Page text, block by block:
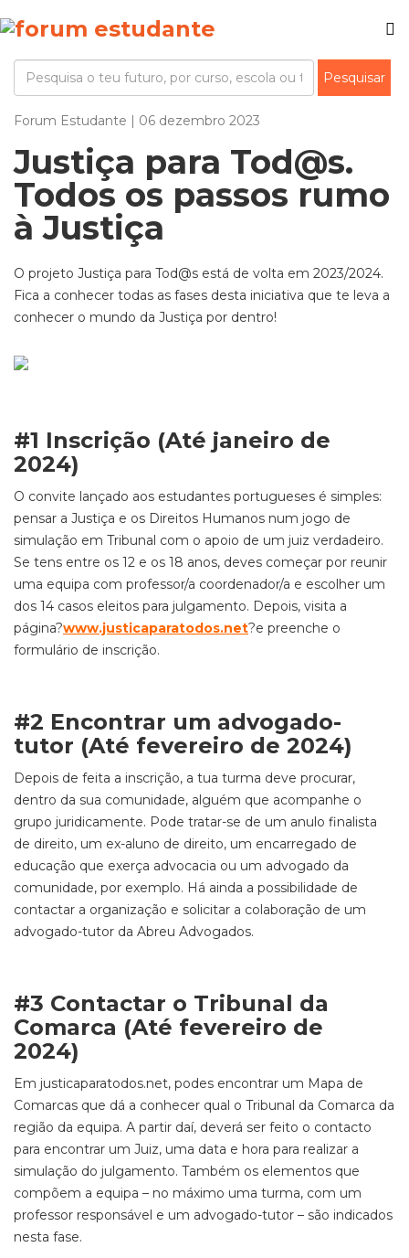
Forum Estudante | 06 dezembro 2023
Justiça para Tod@s.
Todos os passos rumo
à Justiça
O projeto Justiça para Tod@s está de volta em 2023/2024.
Fica a conhecer todas as fases desta iniciativa que te leva a
conhecer o mundo da Justiça por dentro!
#1 Inscrição (Até janeiro de
2024)
O convite lançado aos estudantes portugueses é simples:
pensar a Justiça e os Direitos Humanos num jogo de
simulação em Tribunal com o apoio de um juiz verdadeiro.
Se tens entre os 12 e os 18 anos, deves começar por reunir
uma equipa com professor/a coordenador/a e escolher um
dos 14 casos eleitos para julgamento. Depois, visita a
página?www.justicaparatodos.net?e preenche o
formulário de inscrição.
#2 Encontrar um advogado-
tutor (Até fevereiro de 2024)
Depois de feita a inscrição, a tua turma deve procurar,
dentro da sua comunidade, alguém que acompanhe o
grupo juridicamente. Pode tratar-se de um anulo finalista
de direito, um ex-aluno de direito, um encarregado de
educação que exerça advocacia ou um advogado da
comunidade, por exemplo. Há ainda a possibilidade de
contactar a organização e solicitar a colaboração de um
advogado-tutor da Abreu Advogados.
#3 Contactar o Tribunal da
Comarca (Até fevereiro de
2024)
Em justicaparatodos.net, podes encontrar um Mapa de
Comarcas que dá a conhecer qual o Tribunal da Comarca da
região da equipa. A partir daí, deverá ser feito o contacto
para encontrar um Juiz, uma data e hora para realizar a
simulação do julgamento. Também os elementos que
compõem a equipa – no máximo uma turma, com um
professor responsável e um advogado-tutor – são indicados
nesta fase.